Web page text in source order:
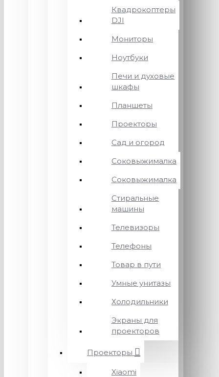
Квадрокоптеры
DJI
Мониторы
Ноутбуки
Печи и духовые
шкафы
Планшеты
Проекторы
Сад и огород
Соковыжималка
Соковыжималка
Стиральные
машины
Телевизоры
Телефоны
Товар в пути
Умные унитазы
Холодильники
Экраны для
проекторов
Проекторы
Xiaomi